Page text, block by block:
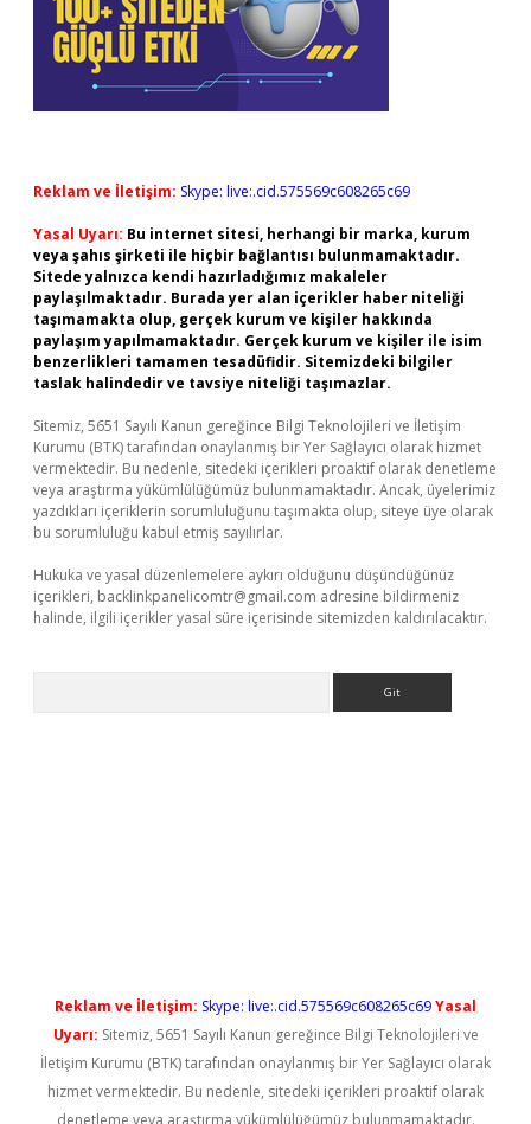
Reklam ve İletişim: Skype: live:.cid.575569c608265c69
Yasal Uyarı: Bu internet sitesi, herhangi bir marka, kurum
veya şahıs şirketi ile hiçbir bağlantısı bulunmamaktadır.
Sitede yalnızca kendi hazırladığımız makaleler
paylaşılmaktadır. Burada yer alan içerikler haber niteliği
taşımamakta olup, gerçek kurum ve kişiler hakkında
paylaşım yapılmamaktadır. Gerçek kurum ve kişiler ile isim
benzerlikleri tamamen tesadüfidir. Sitemizdeki bilgiler
taslak halindedir ve tavsiye niteliği taşımazlar.
Sitemiz, 5651 Sayılı Kanun gereğince Bilgi Teknolojileri ve İletişim
Kurumu (BTK) tarafından onaylanmış bir Yer Sağlayıcı olarak hizmet
vermektedir. Bu nedenle, sitedeki içerikleri proaktif olarak denetleme
veya araştırma yükümlülüğümüz bulunmamaktadır. Ancak, üyelerimiz
yazdıkları içeriklerin sorumluluğunu taşımakta olup, siteye üye olarak
bu sorumluluğu kabul etmiş sayılırlar.
Hukuka ve yasal düzenlemelere aykırı olduğunu düşündüğünüz
içerikleri, backlinkpanelicomtr@gmail.com adresine bildirmeniz
halinde, ilgili içerikler yasal süre içerisinde sitemizden kaldırılacaktır.
Reklam ve İletişim: Skype: live:.cid.575569c608265c69Yasal
Uyarı: Sitemiz, 5651 Sayılı Kanun gereğince Bilgi Teknolojileri ve
İletişim Kurumu (BTK) tarafından onaylanmış bir Yer Sağlayıcı olarak
hizmet vermektedir. Bu nedenle, sitedeki içerikleri proaktif olarak
denetleme veya araştırma yükümlülüğümüz bulunmamaktadır.